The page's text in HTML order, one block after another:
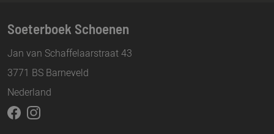
Soeterboek Schoenen
Jan van Schaffelaarstraat 43
3771 BS Barneveld
Nederland